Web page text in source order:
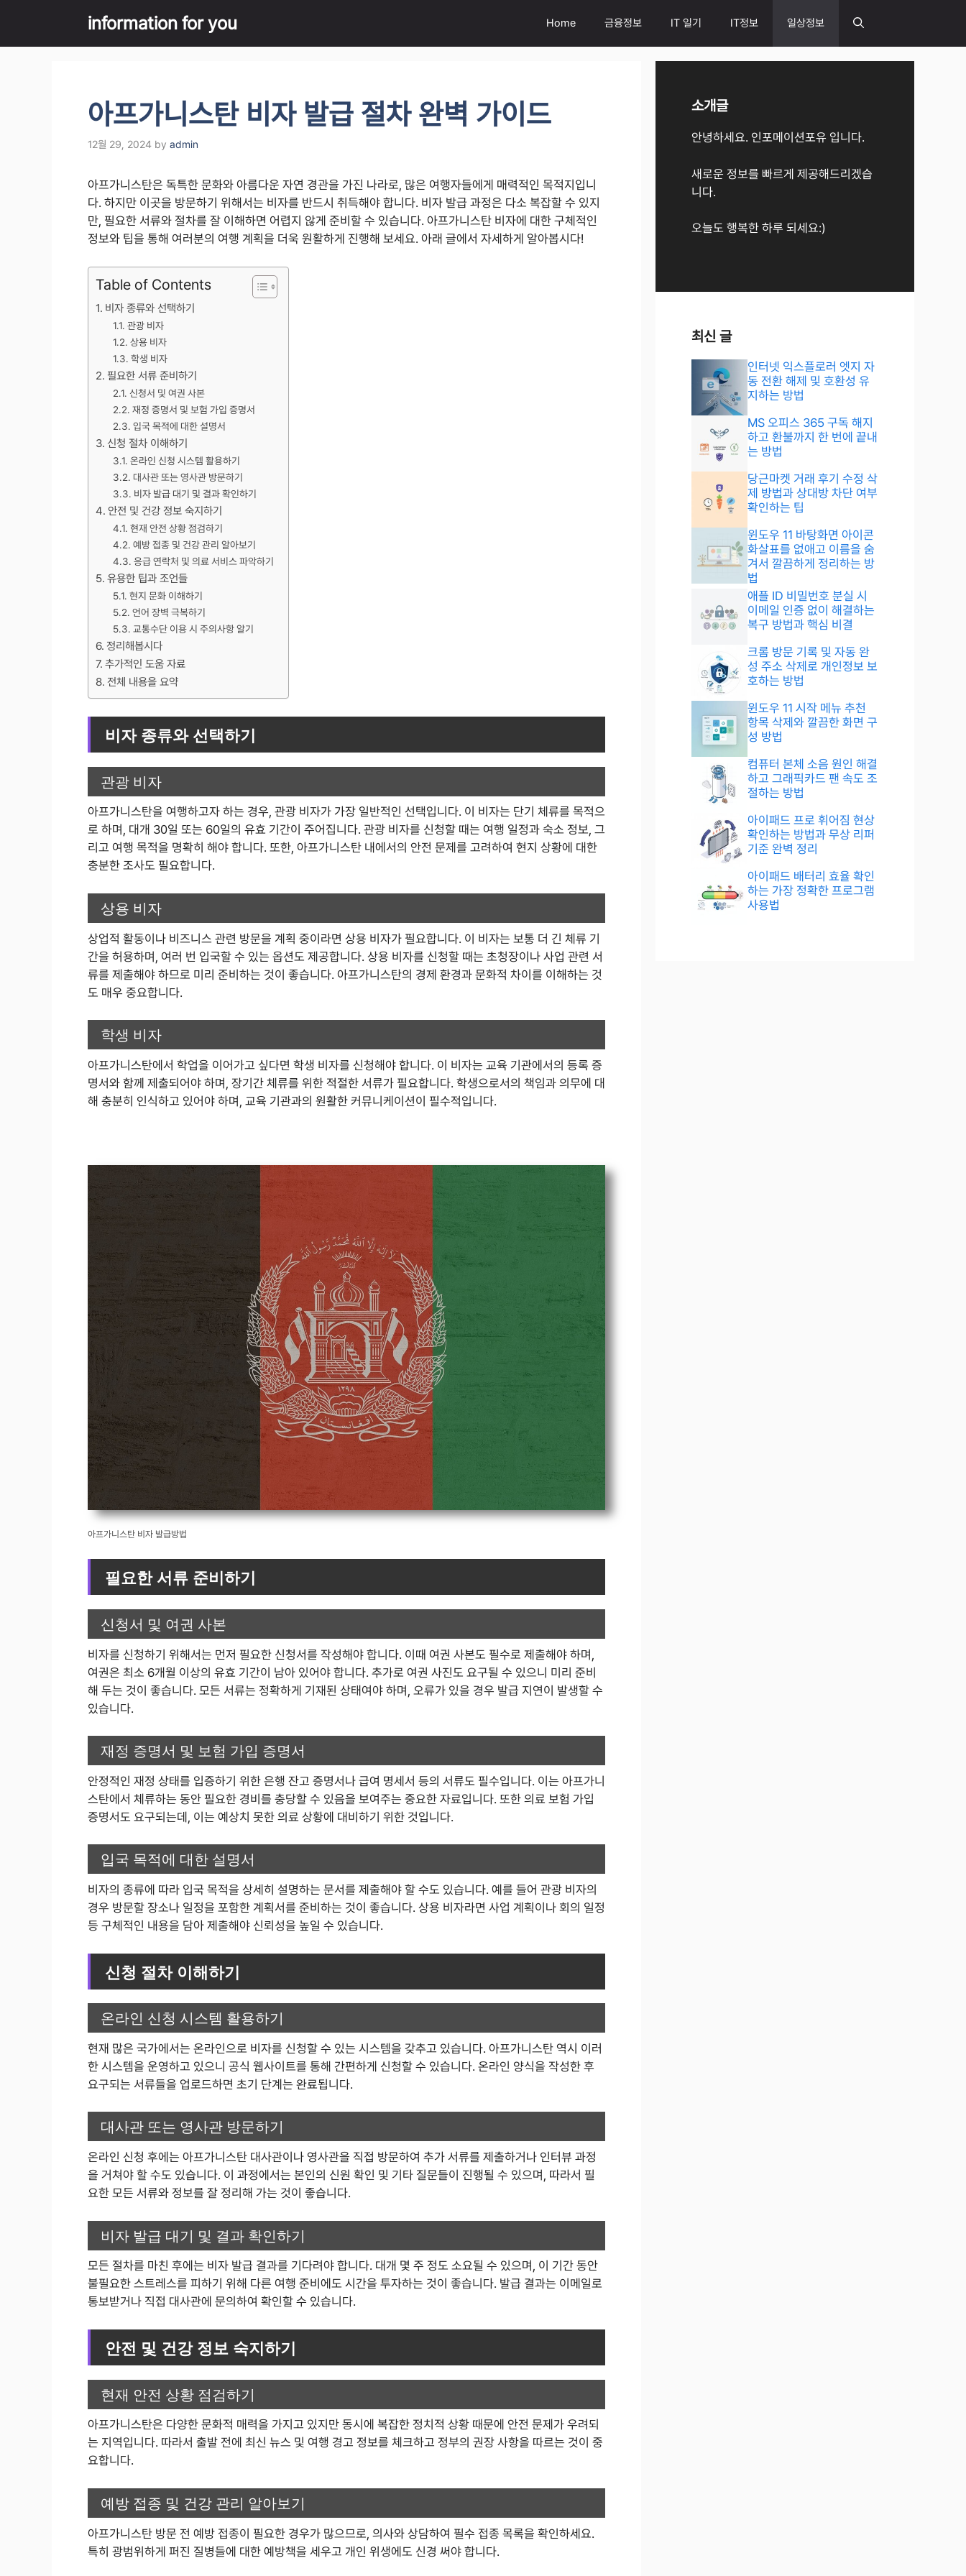
content
information for you Home 금융정보 IT 일기 IT정보 일상정보
아프가니스탄 비자 발급 절차 완벽 가이드
12월 29, 2024 by admin
아프가니스탄은 독특한 문화와 아름다운 자연 경관을 가진 나라로, 많은 여행자들에게 매력적인 목적지입니
다. 하지만 이곳을 방문하기 위해서는 비자를 반드시 취득해야 합니다. 비자 발급 과정은 다소 복잡할 수 있지
만, 필요한 서류와 절차를 잘 이해하면 어렵지 않게 준비할 수 있습니다. 아프가니스탄 비자에 대한 구체적인
정보와 팁을 통해 여러분의 여행 계획을 더욱 원활하게 진행해 보세요. 아래 글에서 자세하게 알아봅시다!
Table of Contents
비자 종류와 선택하기
관광 비자
상용 비자
학생 비자
필요한 서류 준비하기
신청서 및 여권 사본
재정 증명서 및 보험 가입 증명서
입국 목적에 대한 설명서
신청 절차 이해하기
온라인 신청 시스템 활용하기
대사관 또는 영사관 방문하기
비자 발급 대기 및 결과 확인하기
안전 및 건강 정보 숙지하기
현재 안전 상황 점검하기
예방 접종 및 건강 관리 알아보기
응급 연락처 및 의료 서비스 파악하기
유용한 팁과 조언들
현지 문화 이해하기
언어 장벽 극복하기
교통수단 이용 시 주의사항 알기
정리해봅시다
추가적인 도움 자료
전체 내용을 요약
비자 종류와 선택하기
관광 비자
아프가니스탄을 여행하고자 하는 경우, 관광 비자가 가장 일반적인 선택입니다. 이 비자는 단기 체류를 목적으
로 하며, 대개 30일 또는 60일의 유효 기간이 주어집니다. 관광 비자를 신청할 때는 여행 일정과 숙소 정보, 그
리고 여행 목적을 명확히 해야 합니다. 또한, 아프가니스탄 내에서의 안전 문제를 고려하여 현지 상황에 대한
충분한 조사도 필요합니다.
상용 비자
상업적 활동이나 비즈니스 관련 방문을 계획 중이라면 상용 비자가 필요합니다. 이 비자는 보통 더 긴 체류 기
간을 허용하며, 여러 번 입국할 수 있는 옵션도 제공합니다. 상용 비자를 신청할 때는 초청장이나 사업 관련 서
류를 제출해야 하므로 미리 준비하는 것이 좋습니다. 아프가니스탄의 경제 환경과 문화적 차이를 이해하는 것
도 매우 중요합니다.
학생 비자
아프가니스탄에서 학업을 이어가고 싶다면 학생 비자를 신청해야 합니다. 이 비자는 교육 기관에서의 등록 증
명서와 함께 제출되어야 하며, 장기간 체류를 위한 적절한 서류가 필요합니다. 학생으로서의 책임과 의무에 대
해 충분히 인식하고 있어야 하며, 교육 기관과의 원활한 커뮤니케이션이 필수적입니다.
아프가니스탄 비자 발급방법
필요한 서류 준비하기
신청서 및 여권 사본
비자를 신청하기 위해서는 먼저 필요한 신청서를 작성해야 합니다. 이때 여권 사본도 필수로 제출해야 하며,
여권은 최소 6개월 이상의 유효 기간이 남아 있어야 합니다. 추가로 여권 사진도 요구될 수 있으니 미리 준비
해 두는 것이 좋습니다. 모든 서류는 정확하게 기재된 상태여야 하며, 오류가 있을 경우 발급 지연이 발생할 수
있습니다.
재정 증명서 및 보험 가입 증명서
안정적인 재정 상태를 입증하기 위한 은행 잔고 증명서나 급여 명세서 등의 서류도 필수입니다. 이는 아프가니
스탄에서 체류하는 동안 필요한 경비를 충당할 수 있음을 보여주는 중요한 자료입니다. 또한 의료 보험 가입
증명서도 요구되는데, 이는 예상치 못한 의료 상황에 대비하기 위한 것입니다.
입국 목적에 대한 설명서
비자의 종류에 따라 입국 목적을 상세히 설명하는 문서를 제출해야 할 수도 있습니다. 예를 들어 관광 비자의
경우 방문할 장소나 일정을 포함한 계획서를 준비하는 것이 좋습니다. 상용 비자라면 사업 계획이나 회의 일정
등 구체적인 내용을 담아 제출해야 신뢰성을 높일 수 있습니다.
신청 절차 이해하기
온라인 신청 시스템 활용하기
현재 많은 국가에서는 온라인으로 비자를 신청할 수 있는 시스템을 갖추고 있습니다. 아프가니스탄 역시 이러
한 시스템을 운영하고 있으니 공식 웹사이트를 통해 간편하게 신청할 수 있습니다. 온라인 양식을 작성한 후
요구되는 서류들을 업로드하면 초기 단계는 완료됩니다.
대사관 또는 영사관 방문하기
온라인 신청 후에는 아프가니스탄 대사관이나 영사관을 직접 방문하여 추가 서류를 제출하거나 인터뷰 과정
을 거쳐야 할 수도 있습니다. 이 과정에서는 본인의 신원 확인 및 기타 질문들이 진행될 수 있으며, 따라서 필
요한 모든 서류와 정보를 잘 정리해 가는 것이 좋습니다.
비자 발급 대기 및 결과 확인하기
모든 절차를 마친 후에는 비자 발급 결과를 기다려야 합니다. 대개 몇 주 정도 소요될 수 있으며, 이 기간 동안
불필요한 스트레스를 피하기 위해 다른 여행 준비에도 시간을 투자하는 것이 좋습니다. 발급 결과는 이메일로
통보받거나 직접 대사관에 문의하여 확인할 수 있습니다.
안전 및 건강 정보 숙지하기
현재 안전 상황 점검하기
아프가니스탄은 다양한 문화적 매력을 가지고 있지만 동시에 복잡한 정치적 상황 때문에 안전 문제가 우려되
는 지역입니다. 따라서 출발 전에 최신 뉴스 및 여행 경고 정보를 체크하고 정부의 권장 사항을 따르는 것이 중
요합니다.
예방 접종 및 건강 관리 알아보기
아프가니스탄 방문 전 예방 접종이 필요한 경우가 많으므로, 의사와 상담하여 필수 접종 목록을 확인하세요.
특히 광범위하게 퍼진 질병들에 대한 예방책을 세우고 개인 위생에도 신경 써야 합니다.
소개글
안녕하세요. 인포메이션포유 입니다.
새로운 정보를 빠르게 제공해드리겠습
니다.
오늘도 행복한 하루 되세요:)
최신 글
인터넷 익스플로러 엣지 자
동 전환 해제 및 호환성 유
지하는 방법
MS 오피스 365 구독 해지
하고 환불까지 한 번에 끝내
는 방법
당근마켓 거래 후기 수정 삭
제 방법과 상대방 차단 여부
확인하는 팁
윈도우 11 바탕화면 아이콘
화살표를 없애고 이름을 숨
겨서 깔끔하게 정리하는 방
법
애플 ID 비밀번호 분실 시
이메일 인증 없이 해결하는
복구 방법과 핵심 비결
크롬 방문 기록 및 자동 완
성 주소 삭제로 개인정보 보
호하는 방법
윈도우 11 시작 메뉴 추천
항목 삭제와 깔끔한 화면 구
성 방법
컴퓨터 본체 소음 원인 해결
하고 그래픽카드 팬 속도 조
절하는 방법
아이패드 프로 휘어짐 현상
확인하는 방법과 무상 리퍼
기준 완벽 정리
아이패드 배터리 효율 확인
하는 가장 정확한 프로그램
사용법